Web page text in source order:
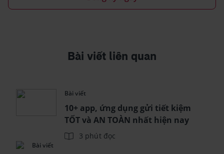
Bài viết liên quan
Bài viết
10+ app, ứng dụng gửi tiết kiệm
TỐT và AN TOÀN nhất hiện nay
3 phút đọc
Bài viết